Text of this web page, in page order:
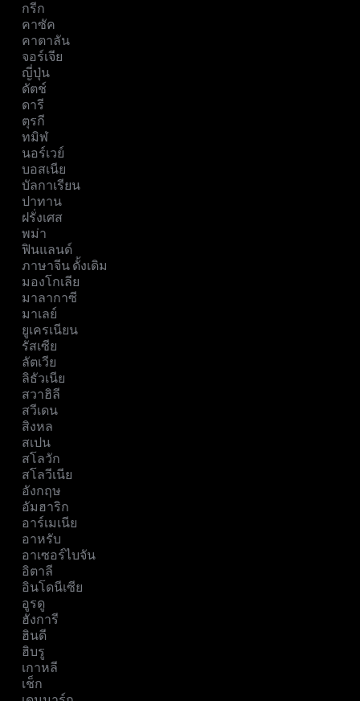
กรีก
คาซัค
คาตาลัน
จอร์เจีย
ญี่ปุ่น
ดัตช์
ดารี
ตุรกี
ทมิฬ
นอร์เวย์
บอสเนีย
บัลกาเรียน
ปาทาน
ฝรั่งเศส
พม่า
ฟินแลนด์
ภาษาจีน ดั้งเดิม
มองโกเลีย
มาลากาซี
มาเลย์
ยูเครเนียน
รัสเซีย
ลัตเวีย
ลิธัวเนีย
สวาฮิลี
สวีเดน
สิงหล
สเปน
สโลวัก
สโลวีเนีย
อังกฤษ
อัมฮาริก
อาร์เมเนีย
อาหรับ
อาเซอร์ไบจัน
อิตาลี
อินโดนีเซีย
อูรดู
ฮังการี
ฮินดี
ฮิบรู
เกาหลี
เช็ก